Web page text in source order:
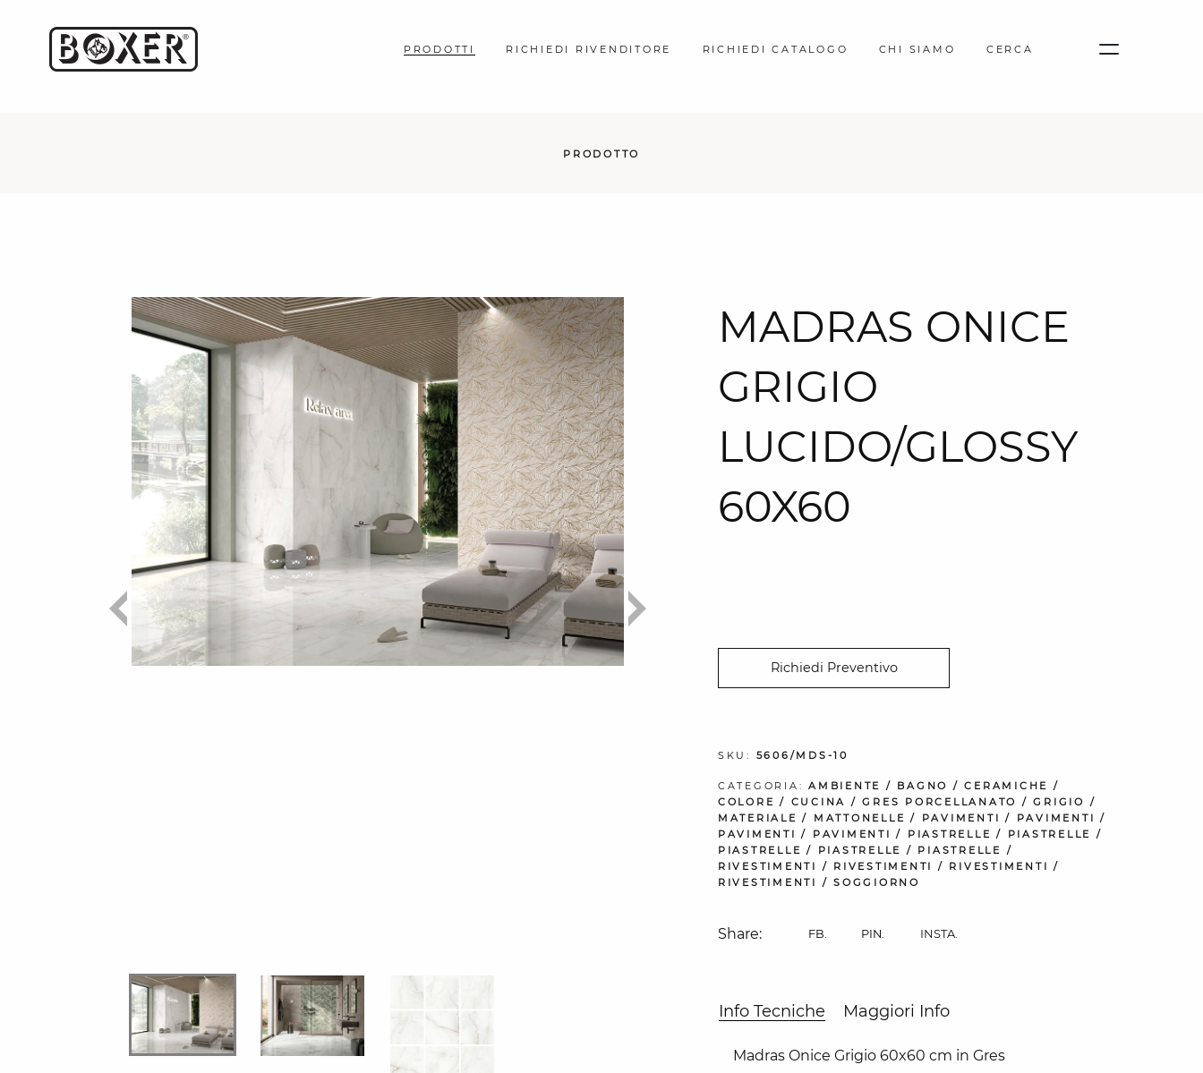
PRODOTTI RICHIEDI RIVENDITORE RICHIEDI CATALOGO CHI SIAMO CERCA
PRODOTTO
MADRAS ONICE
GRIGIO
LUCIDO/GLOSSY
60X60
Richiedi Preventivo
SKU: 5606/MDS-10
CATEGORIA:AMBIENTE / BAGNO /CERAMICHE
/
COLORE / CUCINA /GRES PORCELLANATO /GRIGIO
/
MATERIALE / MATTONELLE / PAVIMENTI / PAVIMENTI /
PAVIMENTI / PAVIMENTI / PIASTRELLE / PIASTRELLE
/
PIASTRELLE / PIASTRELLE / PIASTRELLE
/
RIVESTIMENTI
/ RIVESTIMENTI / RIVESTIMENTI /
RIVESTIMENTI
/SOGGIORNO
Share: FB. PIN. INSTA.
Info Tecniche Maggiori Info
Madras Onice Grigio 60x60 cm in Gres